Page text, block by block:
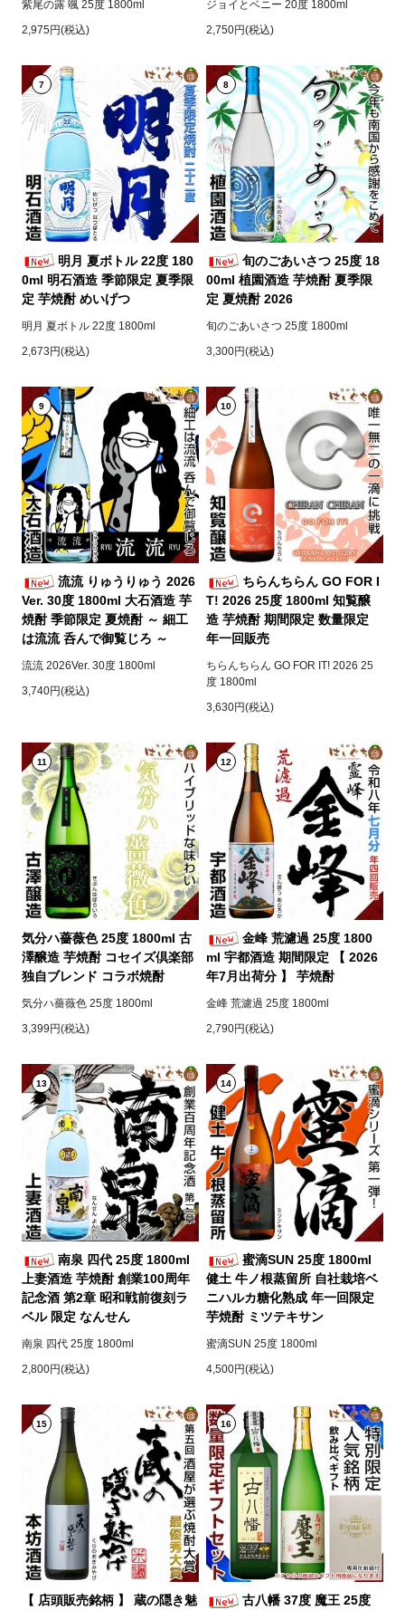
紫尾の露 颯 25度 1800ml
2,975円(税込)
ジョイとベニー 20度 1800ml
2,750円(税込)
7
明月 夏ボトル 22度 180
0ml 明石酒造 季節限定 夏季限
定 芋焼酎 めいげつ
明月 夏ボトル 22度 1800ml
2,673円(税込)
8
旬のごあいさつ 25度 18
00ml 植園酒造 芋焼酎 夏季限
定 夏焼酎 2026
旬のごあいさつ 25度 1800ml
3,300円(税込)
9
流流 りゅうりゅう 2026
Ver. 30度 1800ml 大石酒造 芋
焼酎 季節限定 夏焼酎 ～ 細工
は流流 呑んで御覧じろ ～
流流 2026Ver. 30度 1800ml
3,740円(税込)
10
ちらんちらん GO FOR I
T! 2026 25度 1800ml 知覧醸
造 芋焼酎 期間限定 数量限定
年一回販売
ちらんちらん GO FOR IT! 2026 25
度 1800ml
3,630円(税込)
11
気分ハ薔薇色 25度 1800ml 古
澤醸造 芋焼酎 コセイズ倶楽部
独自ブレンド コラボ焼酎
気分ハ薔薇色 25度 1800ml
3,399円(税込)
12
金峰 荒濾過 25度 1800
ml 宇都酒造 期間限定 【 2026
年7月出荷分 】 芋焼酎
金峰 荒濾過 25度 1800ml
2,790円(税込)
13
南泉 四代 25度 1800ml
上妻酒造 芋焼酎 創業100周年
記念酒 第2章 昭和戦前復刻ラ
ベル 限定 なんせん
南泉 四代 25度 1800ml
2,800円(税込)
14
蜜滴SUN 25度 1800ml
健土 牛ノ根蒸留所 自社栽培ベ
ニハルカ糖化熟成 年一回限定
芋焼酎 ミツテキサン
蜜滴SUN 25度 1800ml
4,500円(税込)
15
【 店頭販売銘柄 】 蔵の隠き魅
16
古八幡 37度 魔王 25度